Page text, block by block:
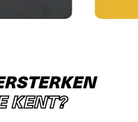
KENT?